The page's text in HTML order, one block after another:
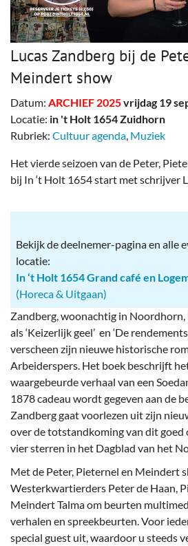
Lucas Zandberg bij de
Meindert show
Datum: ARCHIEF 2025vrijdag 19
Locatie: in 't Holt 1654 Zuidhorn
Rubriek: Cultuur agenda Muziek
Het vierde seizoen van de Peter,
bij In ‘t Holt 1654 start met schrijver
Bekijk de deelnemer-pagina en alle
locatie:
In ‘t Holt 1654 Grand café en
(Horeca & Uitgaan)
Zandberg, woonachtig in Noordhorn,
als ‘Keizerlijk geel’ en ‘De
verscheen zijn nieuwe historische
Arbeiderspers. Het boek beschrijft
waargebeurde verhaal van een
1878 cadeau wordt gegeven aan de
Zandberg gaat voorlezen uit zijn
over de totstandkoming van dit goed
vier sterren in het Dagblad van het
Met de Peter, Pieternel en Meindert
Westerkwartierders Peter de Haan,
Meindert Talma om beurten
verhalen en spreekbeurten. Voor
special guest uit, waardoor u steeds